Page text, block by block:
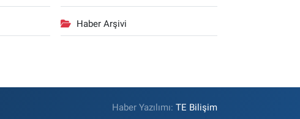
Haber Arşivi
Haber Yazılımı:TE Bilişim